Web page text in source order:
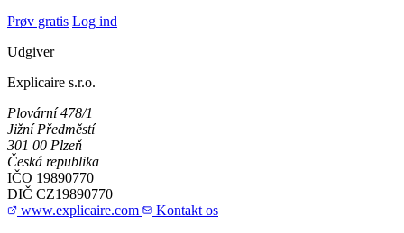
Prøv gratis Log ind
Udgiver
Explicaire s.r.o.
Plovární 478/1
Jižní Předměstí
301 00 Plzeň
Česká republika
IČO 19890770
DIČ CZ19890770
www.explicaire.com
Kontakt os